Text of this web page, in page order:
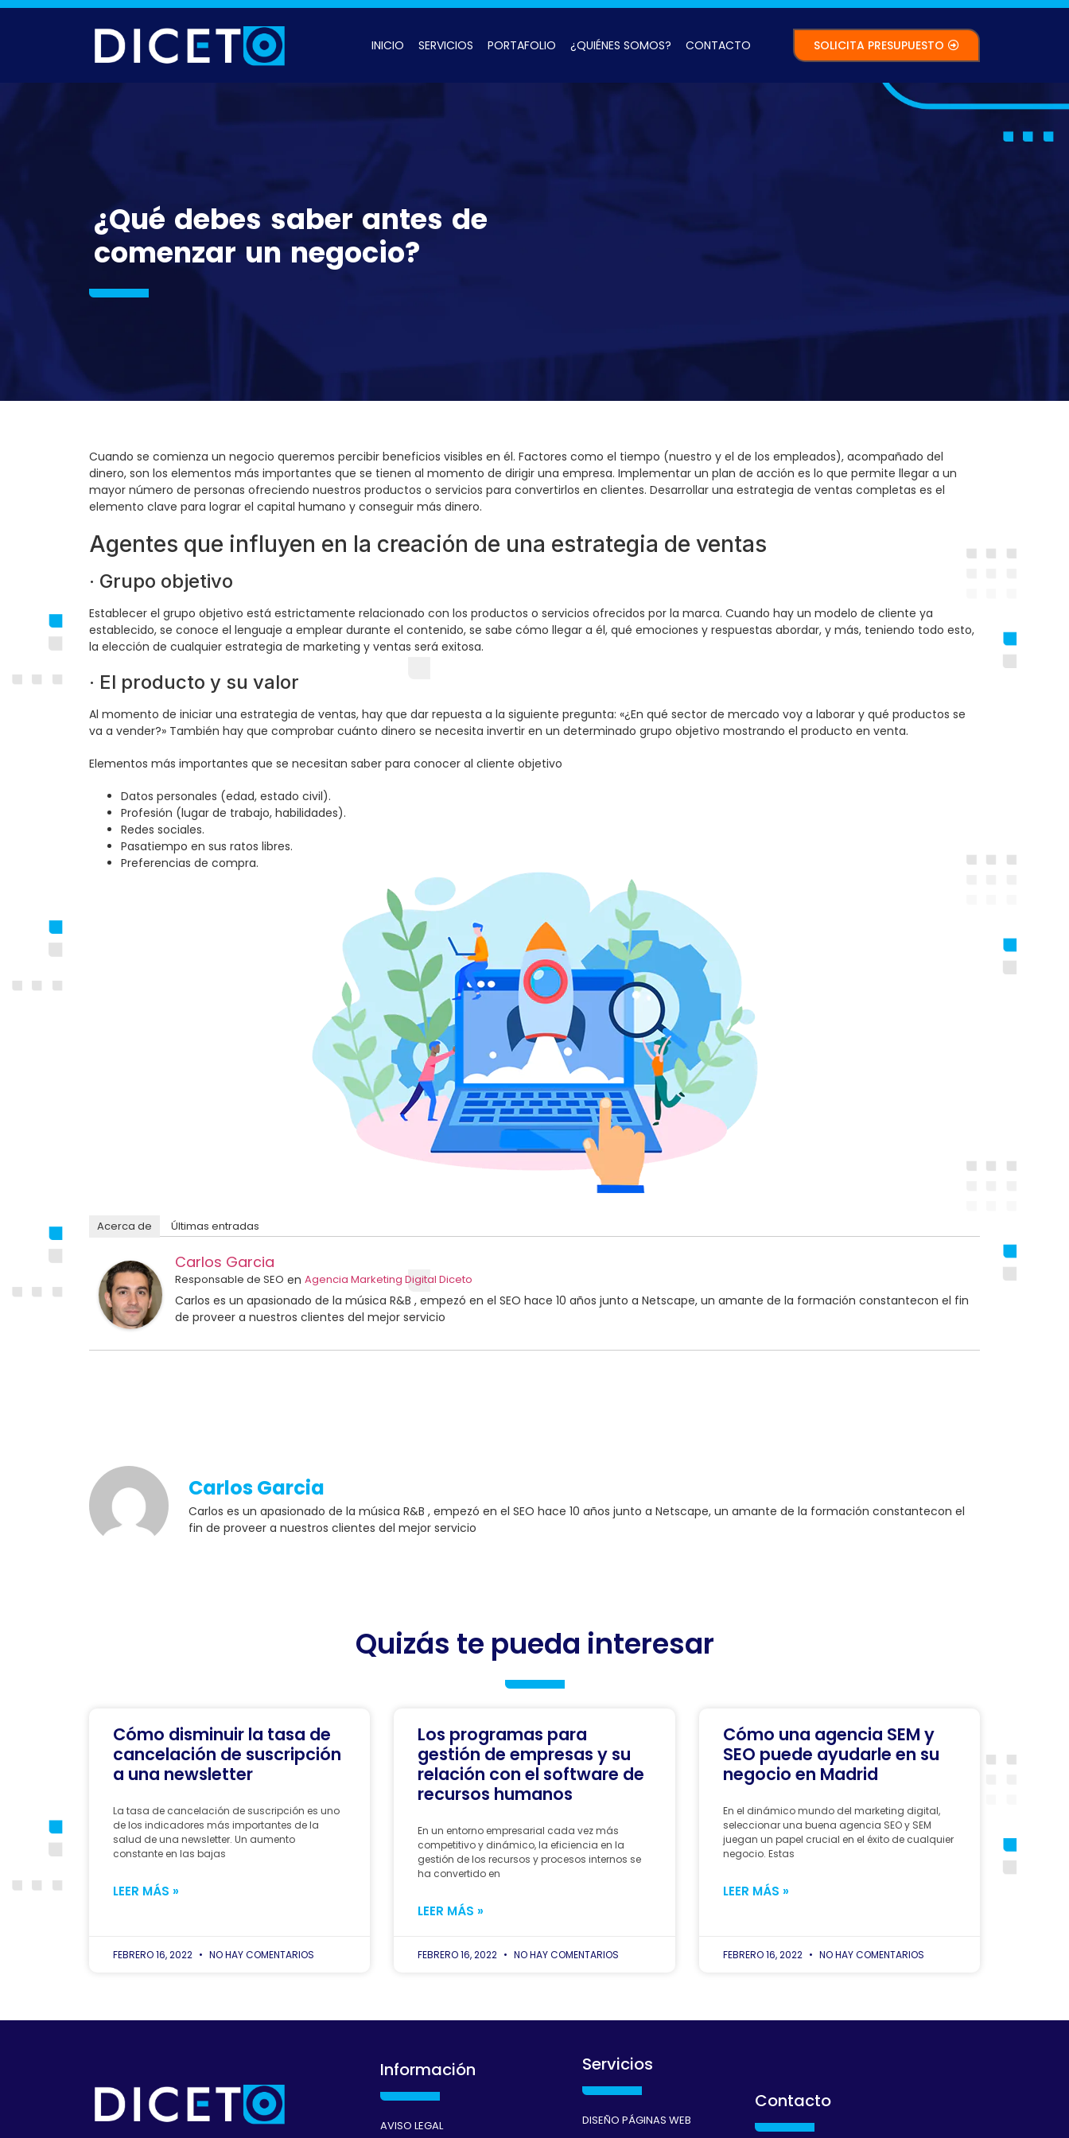
INICIO SERVICIOS PORTAFOLIO ¿QUIÉNES SOMOS? CONTACTO SOLICITA PRESUPUESTO
¿Qué debes saber antes de
comenzar un negocio?
Cuando se comienza un negocio queremos percibir beneficios visibles en él. Factores como el tiempo (nuestro y el de los empleados), acompañado del
dinero, son los elementos más importantes que se tienen al momento de dirigir una empresa. Implementar un plan de acción es lo que permite llegar a un
mayor número de personas ofreciendo nuestros productos o servicios para convertirlos en clientes. Desarrollar una estrategia de ventas completas es el
elemento clave para lograr el capital humano y conseguir más dinero.
Agentes que influyen en la creación de una estrategia de ventas
· Grupo objetivo
Establecer el grupo objetivo está estrictamente relacionado con los productos o servicios ofrecidos por la marca. Cuando hay un modelo de cliente ya
establecido, se conoce el lenguaje a emplear durante el contenido, se sabe cómo llegar a él, qué emociones y respuestas abordar, y más, teniendo todo esto,
la elección de cualquier estrategia de marketing y ventas será exitosa.
· El producto y su valor
Al momento de iniciar una estrategia de ventas, hay que dar repuesta a la siguiente pregunta: «¿En qué sector de mercado voy a laborar y qué productos se
va a vender?» También hay que comprobar cuánto dinero se necesita invertir en un determinado grupo objetivo mostrando el producto en venta.
Elementos más importantes que se necesitan saber para conocer al cliente objetivo
Datos personales (edad, estado civil).
Profesión (lugar de trabajo, habilidades).
Redes sociales.
Pasatiempo en sus ratos libres.
Preferencias de compra.
Acerca de Últimas entradas
Carlos Garcia
Responsable de SEO en Agencia Marketing Digital Diceto
Carlos es un apasionado de la música R&B , empezó en el SEO hace 10 años junto a Netscape, un amante de la formación constantecon el fin
de proveer a nuestros clientes del mejor servicio
Carlos Garcia
Carlos es un apasionado de la música R&B , empezó en el SEO hace 10 años junto a Netscape, un amante de la formación constantecon el
fin de proveer a nuestros clientes del mejor servicio
Quizás te pueda interesar
Cómo disminuir la tasa de
cancelación de suscripción
a una newsletter
La tasa de cancelación de suscripción es uno
de los indicadores más importantes de la
salud de una newsletter. Un aumento
constante en las bajas
LEER MÁS »
FEBRERO 16, 2022 NO HAY COMENTARIOS
Los programas para
gestión de empresas y su
relación con el software de
recursos humanos
En un entorno empresarial cada vez más
competitivo y dinámico, la eficiencia en la
gestión de los recursos y procesos internos se
ha convertido en
LEER MÁS »
FEBRERO 16, 2022 NO HAY COMENTARIOS
Cómo una agencia SEM y
SEO puede ayudarle en su
negocio en Madrid
En el dinámico mundo del marketing digital,
seleccionar una buena agencia SEO y SEM
juegan un papel crucial en el éxito de cualquier
negocio. Estas
LEER MÁS »
FEBRERO 16, 2022 NO HAY COMENTARIOS
Información
AVISO LEGAL
Servicios
DISEÑO PÁGINAS WEB
Contacto